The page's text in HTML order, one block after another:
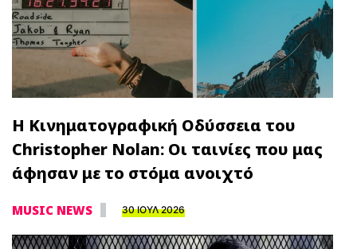
Η Κινηματογραφική Οδύσσεια του
Christopher Nolan: Οι ταινίες που μας
άφησαν με το στόμα ανοιχτό
MUSIC NEWS 30 ΙΟΥΛ 2026